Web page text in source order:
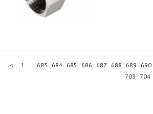
< 1 ... 683 684 685 686 687 688 689 690
703
704